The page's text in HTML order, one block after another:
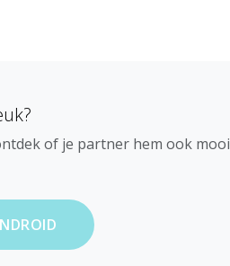
of je partner hem ook mooi